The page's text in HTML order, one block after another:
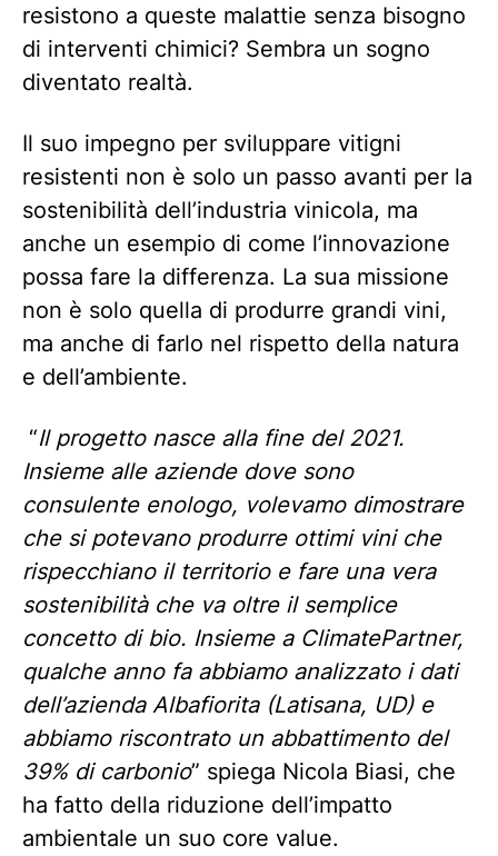
resistono a queste malattie senza bisogno
di interventi chimici? Sembra un sogno
diventato realtà.
Il suo impegno per sviluppare vitigni
resistenti non è solo un passo avanti per la
sostenibilità dell’industria vinicola, ma
anche un esempio di come l’innovazione
possa fare la differenza. La sua missione
non è solo quella di produrre grandi vini,
ma anche di farlo nel rispetto della natura
e dell’ambiente.
“Il progetto nasce alla fine del 2021.
Insieme alle aziende dove sono
consulente enologo, volevamo dimostrare
che si potevano produrre ottimi vini che
rispecchiano il territorio e fare una vera
sostenibilità che va oltre il semplice
concetto di bio. Insieme a ClimatePartner,
qualche anno fa abbiamo analizzato i dati
dell’azienda Albafiorita (Latisana, UD) e
abbiamo riscontrato un abbattimento del
39% di carbonio” spiega Nicola Biasi, che
ha fatto della riduzione dell’impatto
ambientale un suo core value.